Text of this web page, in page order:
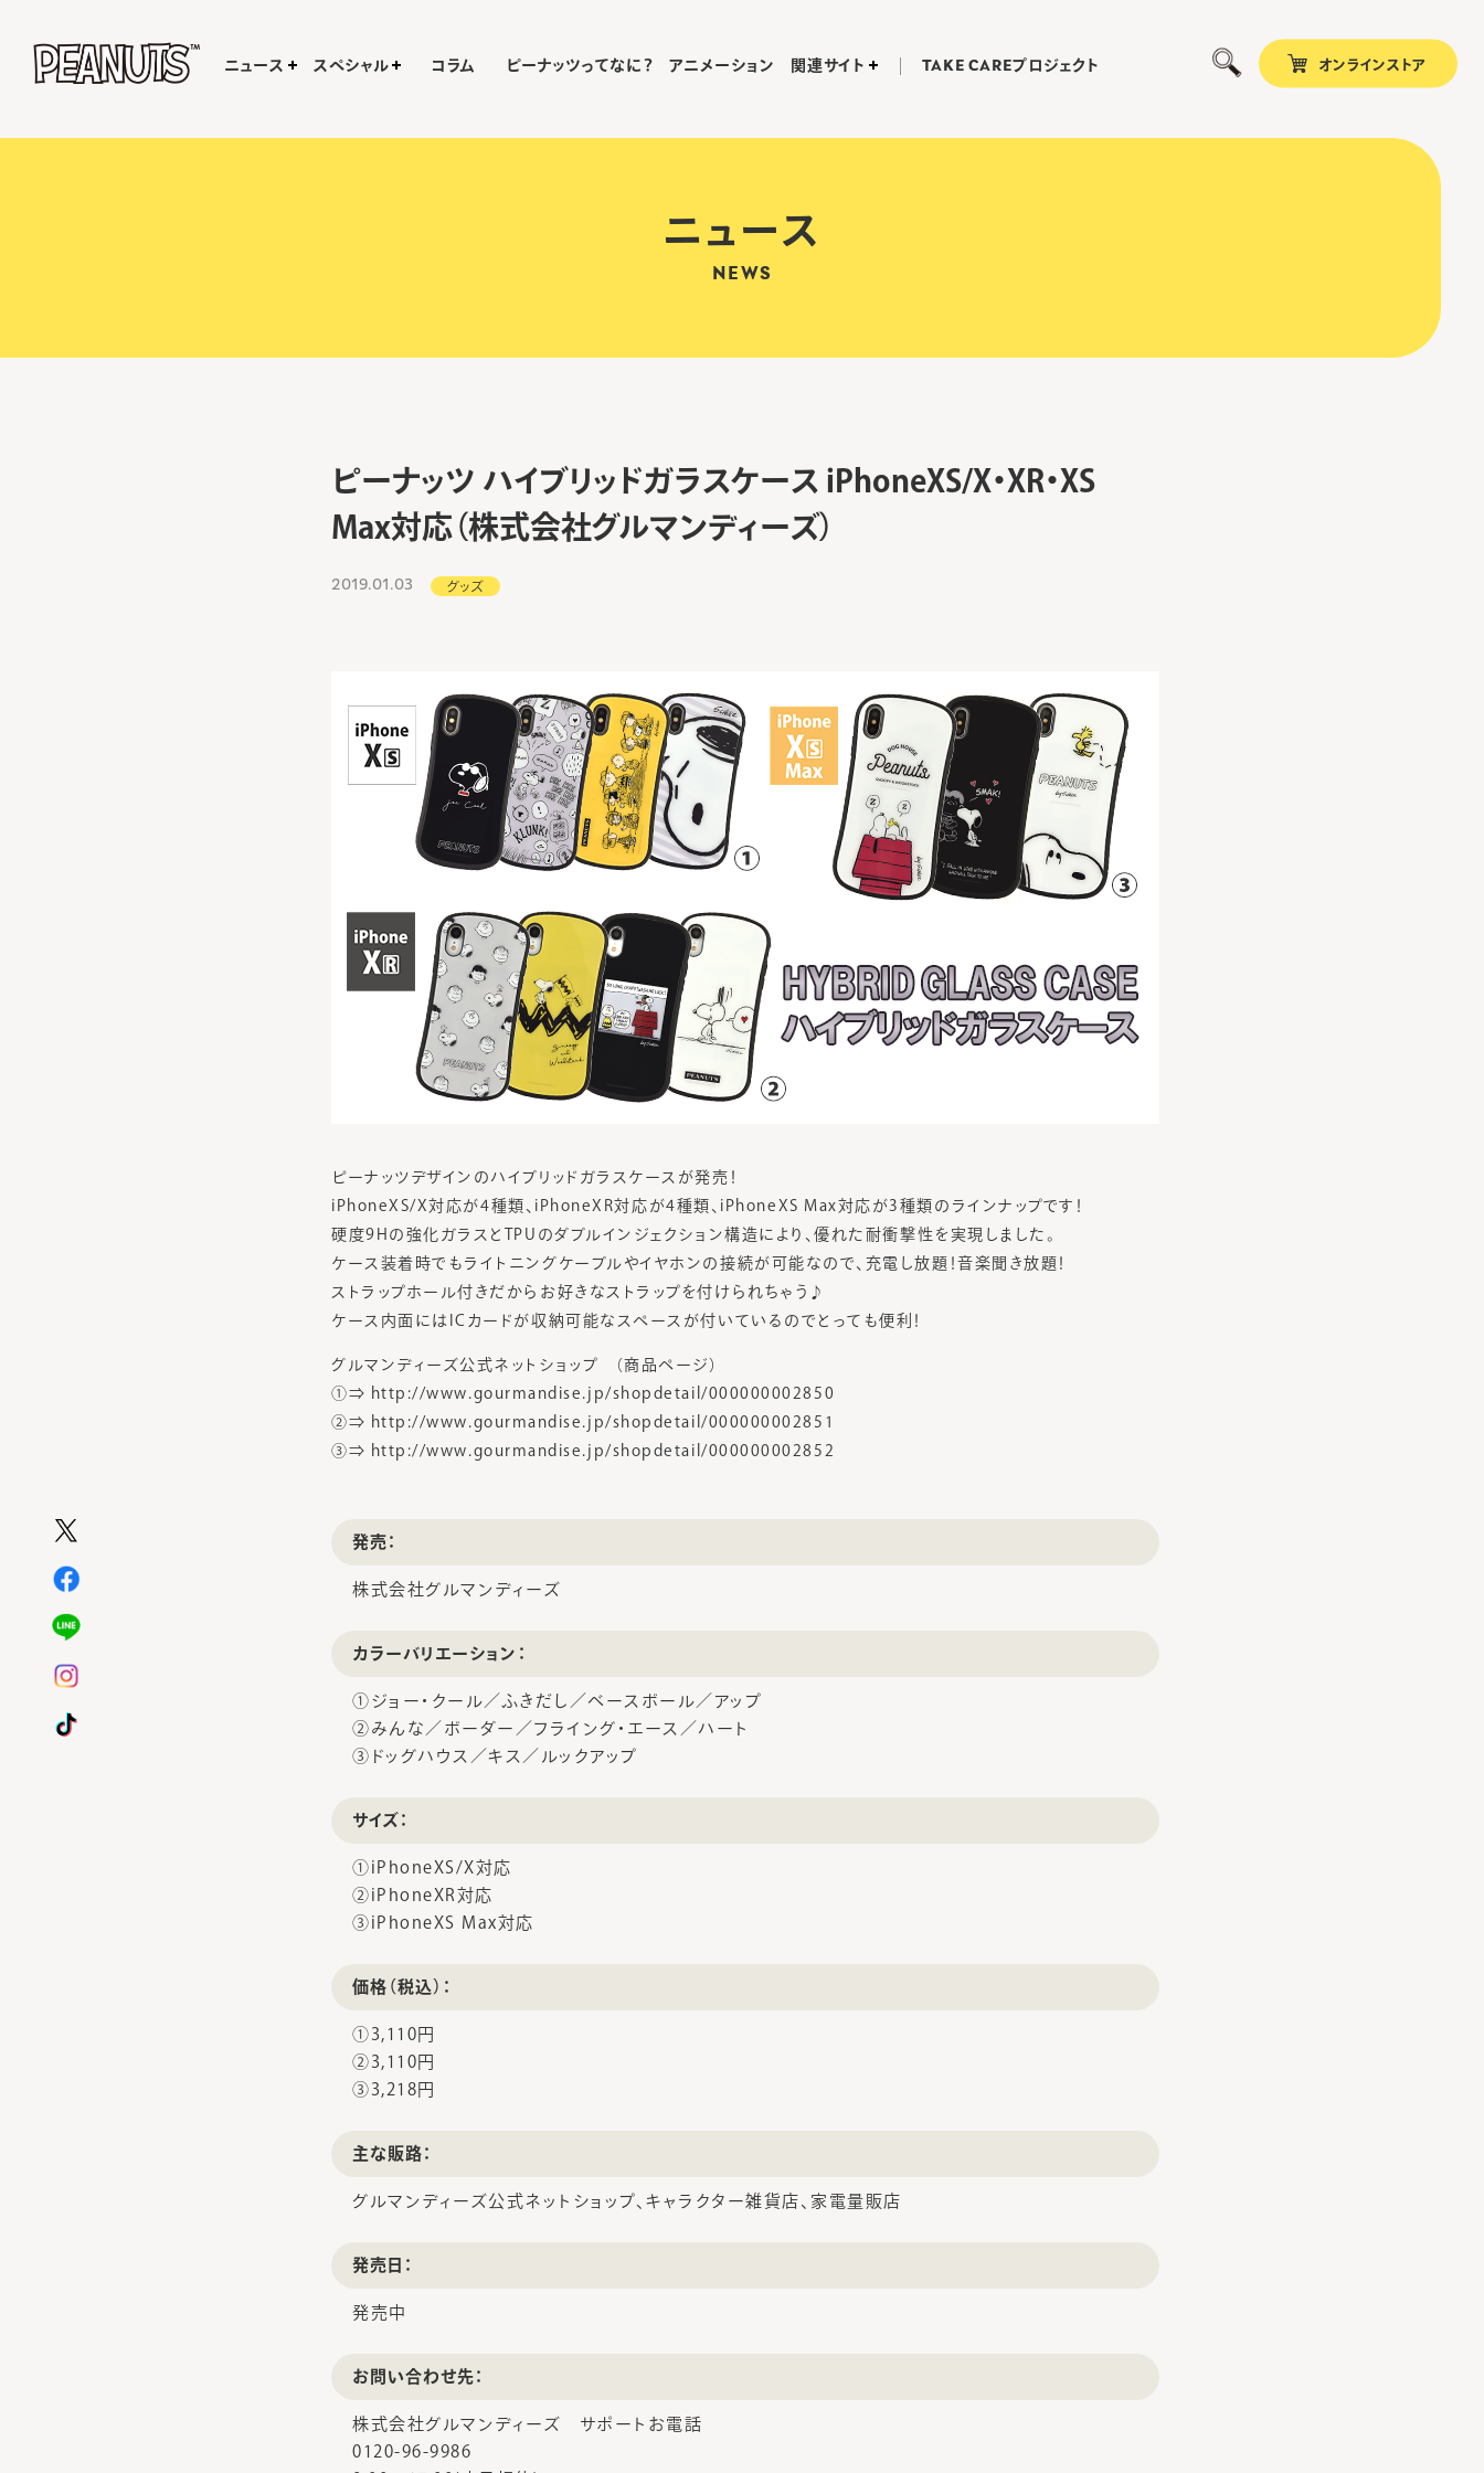
オンラインストア
ニュース スペシャル コラム ピーナッツってなに？ アニメーション 関連サイト TAKE CAREプロジェクト
ニュース
NEWS
ピーナッツ ハイブリッドガラスケース iPhoneXS/X・XR・XS
Max対応（株式会社グルマンディーズ）
2019.01.03 グッズ
ピーナッツデザインのハイブリッドガラスケースが発売！
iPhoneXS/X対応が4種類、iPhoneXR対応が4種類、iPhoneXS Max対応が3種類のラインナップです！
硬度9Hの強化ガラスとTPUのダブルインジェクション構造により、優れた耐衝撃性を実現しました。
ケース装着時でもライトニングケーブルやイヤホンの接続が可能なので、充電し放題！音楽聞き放題！
ストラップホール付きだからお好きなストラップを付けられちゃう♪
ケース内面にはICカードが収納可能なスペースが付いているのでとっても便利！
グルマンディーズ公式ネットショップ （商品ページ）
①⇒ http://www.gourmandise.jp/shopdetail/000000002850
②⇒ http://www.gourmandise.jp/shopdetail/000000002851
③⇒ http://www.gourmandise.jp/shopdetail/000000002852
発売：
株式会社グルマンディーズ
カラーバリエーション：
①ジョー・クール／ふきだし／ベースボール／アップ
②みんな／ボーダー／フライング・エース／ハート
③ドッグハウス／キス／ルックアップ
サイズ：
①iPhoneXS/X対応
②iPhoneXR対応
③iPhoneXS Max対応
価格（税込）：
①3,110円
②3,110円
③3,218円
主な販路：
グルマンディーズ公式ネットショップ、キャラクター雑貨店、家電量販店
発売日：
発売中
お問い合わせ先：
株式会社グルマンディーズ サポートお電話
0120-96-9986